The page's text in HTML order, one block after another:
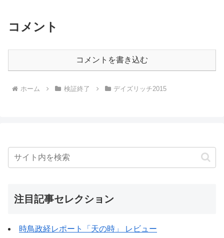
コメント
コメントを書き込む
ホーム 検証終了 デイズリッチ2015
注目記事セレクション
時鳥政経レポート「天の時」 レビュー